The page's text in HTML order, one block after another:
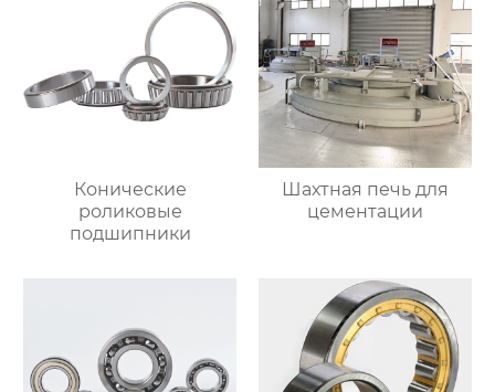
Конические
роликовые
подшипники
Шахтная печь для
цементации